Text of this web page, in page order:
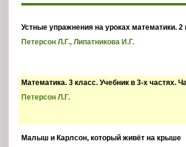
Устные упражнения на уроках математики. 2
Петерсон Л.Г., Липатникова И.Г.
Математика. 3 класс. Учебник в 3-х частях.
Петерсон Л.Г.
Малыш и Карлсон, который живёт на крыше